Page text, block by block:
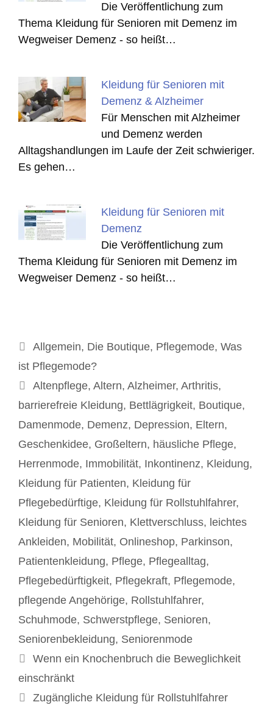
Die Veröffentlichung zum
Thema Kleidung für Senioren mit Demenz im
Wegweiser Demenz - so heißt…
Kleidung für Senioren mit
Demenz & Alzheimer
Für Menschen mit Alzheimer
und Demenz werden
Alltagshandlungen im Laufe der Zeit schwieriger.
Es gehen…
Kleidung für Senioren mit
Demenz
Die Veröffentlichung zum
Thema Kleidung für Senioren mit Demenz im
Wegweiser Demenz - so heißt…
Kategorien
Allgemein, Die Boutique, Pflegemode, Was
ist Pflegemode?
Schlagwörter
Altenpflege, Altern, Alzheimer, Arthritis,
barrierefreie Kleidung, Bettlägrigkeit, Boutique,
Damenmode, Demenz, Depression, Eltern,
Geschenkidee, Großeltern, häusliche Pflege,
Herrenmode, Immobilität, Inkontinenz, Kleidung,
Kleidung für Patienten, Kleidung für
Pflegebedürftige, Kleidung für Rollstuhlfahrer,
Kleidung für Senioren, Klettverschluss, leichtes
Ankleiden, Mobilität, Onlineshop, Parkinson,
Patientenkleidung, Pflege, Pflegealltag,
Pflegebedürftigkeit, Pflegekraft, Pflegemode,
pflegende Angehörige, Rollstuhlfahrer,
Schuhmode, Schwerstpflege, Senioren,
Seniorenbekleidung, Seniorenmode
Beitrags-
Navigation
Wenn ein Knochenbruch die Beweglichkeit
einschränkt
Zugängliche Kleidung für Rollstuhlfahrer